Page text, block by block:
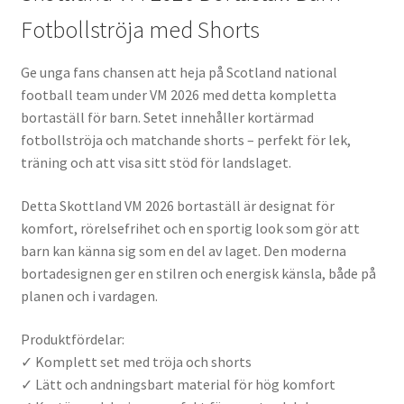
Fotbollströja med Shorts
Ge unga fans chansen att heja på Scotland national
football team under VM 2026 med detta kompletta
bortaställ för barn. Setet innehåller kortärmad
fotbollströja och matchande shorts – perfekt för lek,
träning och att visa sitt stöd för landslaget.
Detta Skottland VM 2026 bortaställ är designat för
komfort, rörelsefrihet och en sportig look som gör att
barn kan känna sig som en del av laget. Den moderna
bortadesignen ger en stilren och energisk känsla, både på
planen och i vardagen.
Produktfördelar:
✓ Komplett set med tröja och shorts
✓ Lätt och andningsbart material för hög komfort